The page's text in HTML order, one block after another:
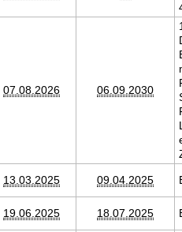
07.08.2026 06.09.2030
13.03.2025 09.04.2025
19.06.2025 18.07.2025